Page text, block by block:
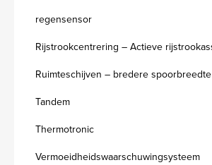
regensensor
Rijstrookcentrering – Actieve
Ruimteschijven – bredere spoorbreedte
Tandem
Thermotronic
Vermoeidheidswaarschuwingsysteem